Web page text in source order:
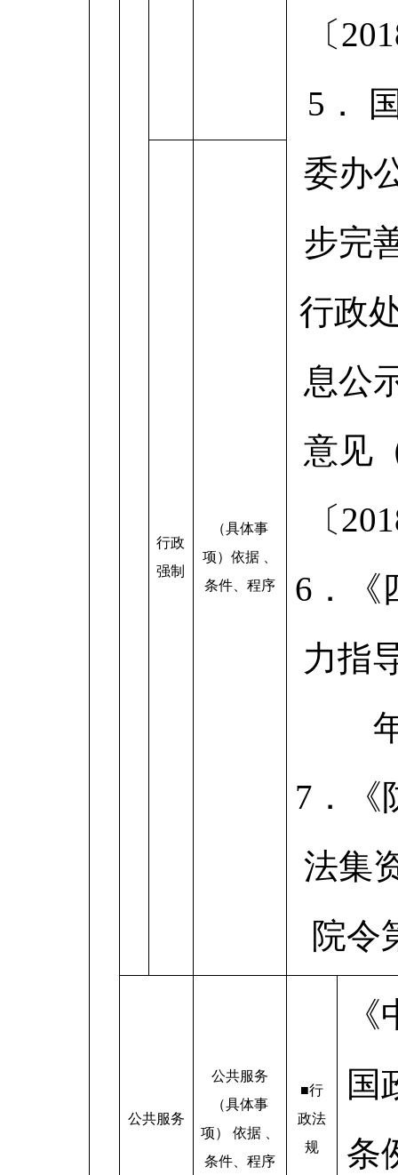
〔
5．
委办
步完
行政
息公
意见
〔
6．《
力指
7．《
法集
院令
行政
强制
（具体事
项）依据 、
条件、程序
公共服务
公共服务
（具体事
项） 依据 、
条件、程序
■行
政法
规
国
条